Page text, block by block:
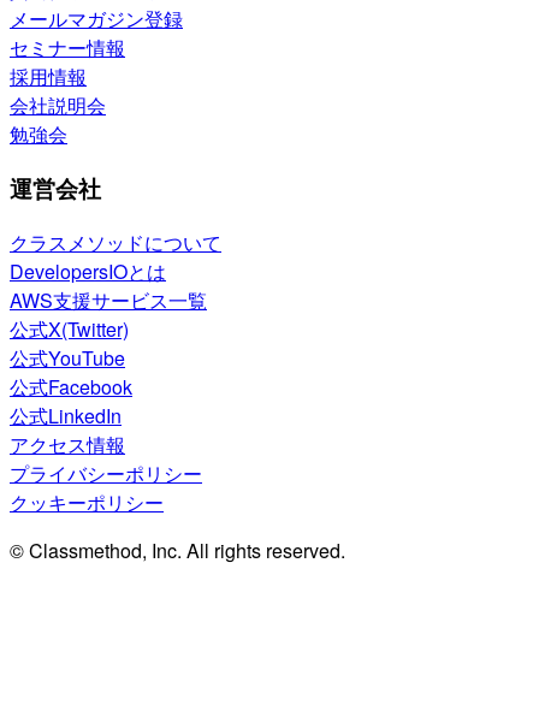
メールマガジン登録
セミナー情報
採用情報
会社説明会
勉強会
運営会社
クラスメソッドについて
DevelopersIOとは
AWS支援サービス一覧
公式X(Twitter)
公式YouTube
公式Facebook
公式LinkedIn
アクセス情報
プライバシーポリシー
クッキーポリシー
© Classmethod, Inc. All rights reserved.